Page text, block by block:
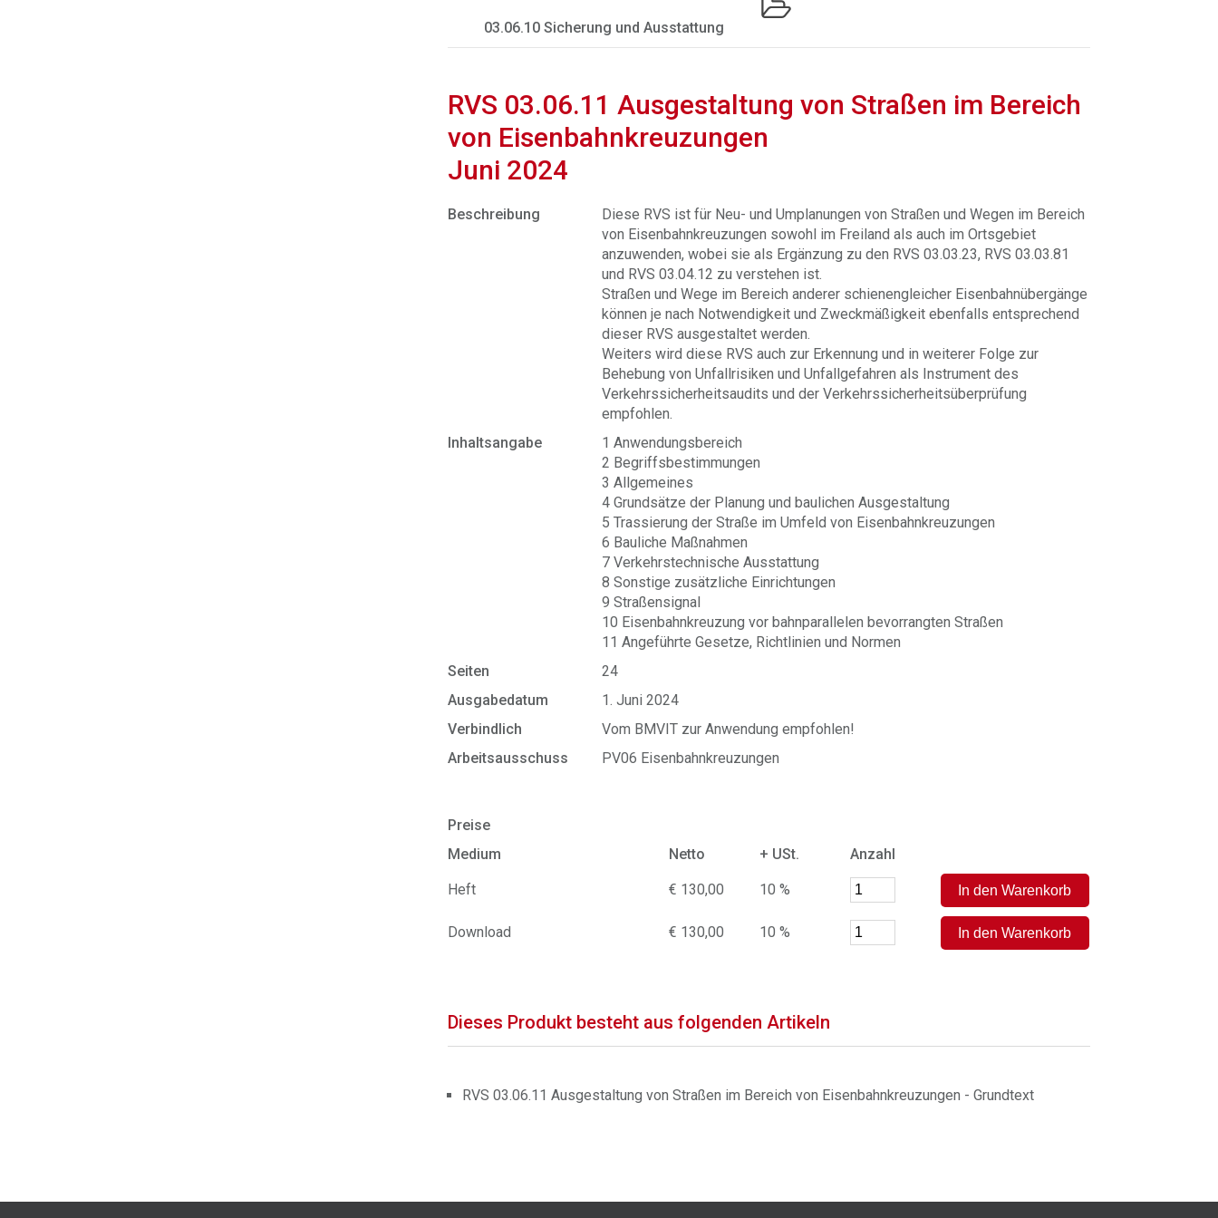
03.06.10 Sicherung und Ausstattung
RVS 03.06.11 Ausgestaltung von Straßen im Bereich
von Eisenbahnkreuzungen
Juni 2024
Beschreibung
Diese RVS ist für Neu- und Umplanungen von Straßen und Wegen im Bereich
von Eisenbahnkreuzungen sowohl im Freiland als auch im Ortsgebiet
anzuwenden, wobei sie als Ergänzung zu den RVS 03.03.23, RVS 03.03.81
und RVS 03.04.12 zu verstehen ist.
Straßen und Wege im Bereich anderer schienengleicher Eisenbahnübergänge
können je nach Notwendigkeit und Zweckmäßigkeit ebenfalls entsprechend
dieser RVS ausgestaltet werden.
Weiters wird diese RVS auch zur Erkennung und in weiterer Folge zur
Behebung von Unfallrisiken und Unfallgefahren als Instrument des
Verkehrssicherheitsaudits und der Verkehrssicherheitsüberprüfung
empfohlen.
Inhaltsangabe
1 Anwendungsbereich
2 Begriffsbestimmungen
3 Allgemeines
4 Grundsätze der Planung und baulichen Ausgestaltung
5 Trassierung der Straße im Umfeld von Eisenbahnkreuzungen
6 Bauliche Maßnahmen
7 Verkehrstechnische Ausstattung
8 Sonstige zusätzliche Einrichtungen
9 Straßensignal
10 Eisenbahnkreuzung vor bahnparallelen bevorrangten Straßen
11 Angeführte Gesetze, Richtlinien und Normen
Seiten
24
Ausgabedatum
1. Juni 2024
Verbindlich
Vom BMVIT zur Anwendung empfohlen!
Arbeitsausschuss
PV06 Eisenbahnkreuzungen
Preise
Medium
Netto + USt. Anzahl
Heft € 130,00 10 %
Download € 130,00 10 %
Dieses Produkt besteht aus folgenden Artikeln
RVS 03.06.11 Ausgestaltung von Straßen im Bereich von Eisenbahnkreuzungen - Grundtext